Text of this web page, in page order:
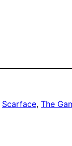
Scarface, The